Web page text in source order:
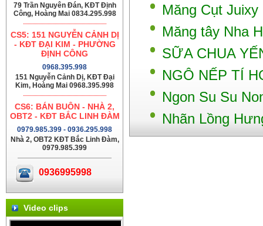
79 Trần Nguyên Đán, KĐT Định
Công, Hoàng Mai 0834.295.998
CS5: 151 NGUYỄN CẢNH DỊ
- KĐT ĐẠI KIM - PHƯỜNG
ĐỊNH CÔNG
0968.395.998
151 Nguyễn Cảnh Dị, KĐT Đại
Kim, Hoàng Mai 0968.395.998
CS6: BÁN BUÔN - NHÀ 2,
OBT2 - KĐT BẮC LINH ĐÀM
0979.985.399 - 0936.295.998
Nhà 2, OBT2 KĐT Bắc Linh Đàm,
0979.985.399
0936995998
Video clips
Măng Cụt Juixy
Măng tây Nha
SỮA CHUA
NGÔ NẾP TÍ
Ngon Su Su
Nhãn Lồng